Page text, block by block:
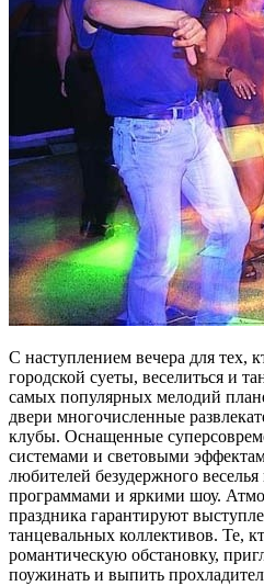
С наступлением вечера для тех,
городской суеты, веселиться и
самых популярных мелодий
двери многочисленные
клубы. Оснащенные
системами и световыми
любителей безудержного
программами и яркими шоу.
праздника гарантируют
танцевальных коллективов. Те,
романтическую обстановку,
поужинать и выпить